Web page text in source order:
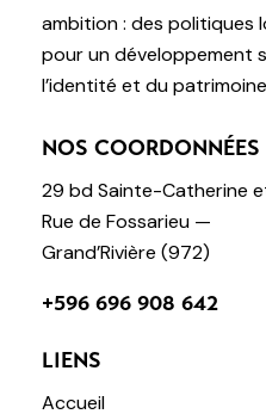
ambition : des politiques
pour un développement
l’identité et du
NOS COORDONNÉES
29 bd Sainte-Catherine
Rue de Fossarieu —
Grand’Rivière (972)
+596 696 908 642
LIENS
Accueil